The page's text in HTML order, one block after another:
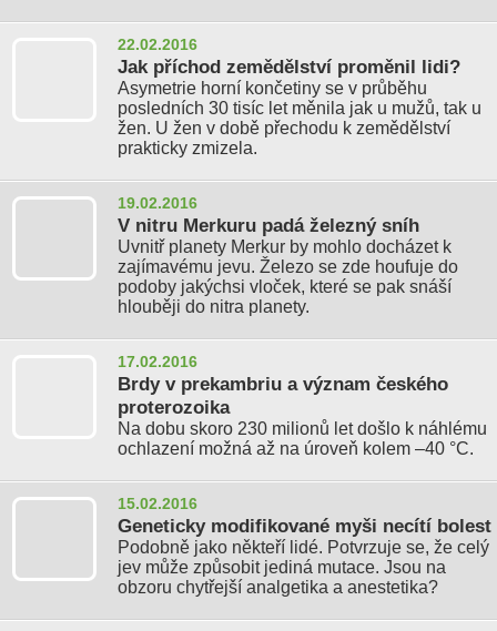
22.02.2016
Jak příchod zemědělství proměnil lidi?
Asymetrie horní končetiny se v průběhu
posledních 30 tisíc let měnila jak u mužů, tak u
žen. U žen v době přechodu k zemědělství
prakticky zmizela.
19.02.2016
V nitru Merkuru padá železný sníh
Uvnitř planety Merkur by mohlo docházet k
zajímavému jevu. Železo se zde houfuje do
podoby jakýchsi vloček, které se pak snáší
hlouběji do nitra planety.
17.02.2016
Brdy v prekambriu a význam českého
proterozoika
Na dobu skoro 230 milionů let došlo k náhlému
ochlazení možná až na úroveň kolem –40 °C.
15.02.2016
Geneticky modifikované myši necítí bolest
Podobně jako někteří lidé. Potvrzuje se, že celý
jev může způsobit jediná mutace. Jsou na
obzoru chytřejší analgetika a anestetika?